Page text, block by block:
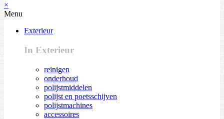
×
Menu
Exterieur
In Exterieur
reinigen
onderhoud
polijstmiddelen
polijst en poetsschijven
polijstmachines
accessoires